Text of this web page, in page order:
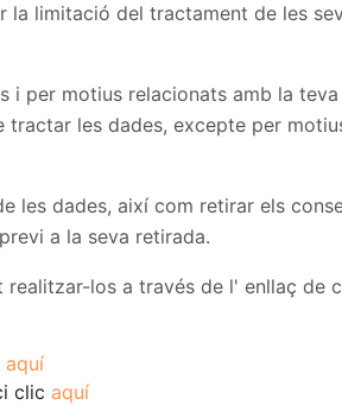
la limitació del tractament de les
i per motius relacionats amb la
tractar les dades, excepte per
dades, així com retirar els
a la seva retirada.
los a través de l' enllaç de
aquí
clic aquí